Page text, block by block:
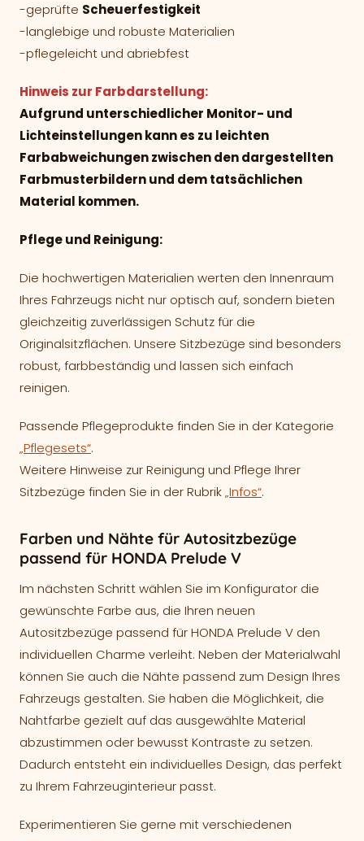
-geprüfte Scheuerfestigkeit
-langlebige und robuste Materialien
-pflegeleicht und abriebfest
Hinweis zur Farbdarstellung:
Aufgrund unterschiedlicher Monitor- und
Lichteinstellungen kann es zu leichten
Farbabweichungen zwischen den dargestellten
Farbmusterbildern und dem tatsächlichen
Material kommen.
Pflege und Reinigung:
Die hochwertigen Materialien werten den Innenraum
Ihres Fahrzeugs nicht nur optisch auf, sondern bieten
gleichzeitig zuverlässigen Schutz für die
Originalsitzflächen. Unsere Sitzbezüge sind besonders
robust, farbbeständig und lassen sich einfach
reinigen.
Passende Pflegeprodukte finden Sie in der Kategorie
„Pflegesets“.
Weitere Hinweise zur Reinigung und Pflege Ihrer
Sitzbezüge finden Sie in der Rubrik„Infos“.
Farben und Nähte für Autositzbezüge
passend für HONDA Prelude V
Im nächsten Schritt wählen Sie im Konfigurator die
gewünschte Farbe aus, die Ihren neuen
Autositzbezüge passend für HONDA Prelude V den
individuellen Charme verleiht. Neben der Materialwahl
können Sie auch die Nähte passend zum Design Ihres
Fahrzeugs gestalten. Sie haben die Möglichkeit, die
Nahtfarbe gezielt auf das ausgewählte Material
abzustimmen oder bewusst Kontraste zu setzen.
Dadurch entsteht ein individuelles Design, das perfekt
zu Ihrem Fahrzeuginterieur passt.
Experimentieren Sie gerne mit verschiedenen